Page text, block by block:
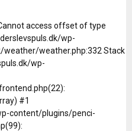
access offset of type
wp-
weather.php:332 Stack
wp-
#1
content/plugins/penci-